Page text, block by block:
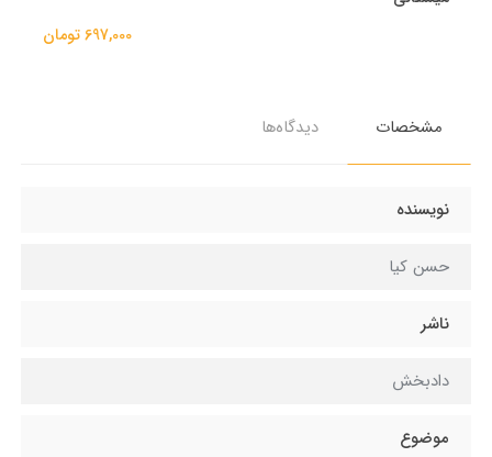
697,000 تومان
مشخصات دیدگاه‌ها
نویسنده
حسن کیا
ناشر
دادبخش
موضوع